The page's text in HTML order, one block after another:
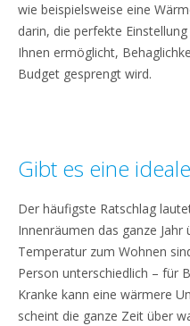
wie beispielsweise eine
darin, die perfekte
Ihnen ermöglicht,
Budget gesprengt wird.
Gibt es eine
Der häufigste Ratschlag
Innenräumen das ganze
Temperatur zum Wohnen
Person unterschiedlich – für
Kranke kann eine wärmere
scheint die ganze Zeit über